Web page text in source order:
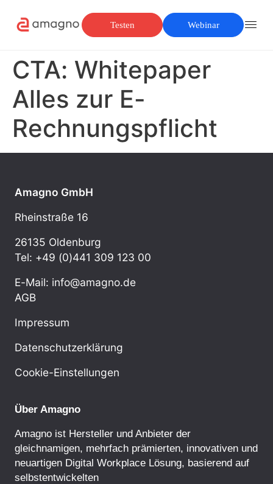
Testen Webinar
CTA: Whitepaper
Alles zur E-
Rechnungspflicht
Amagno GmbH
Rheinstraße 16
26135 Oldenburg
Tel: +49 (0)441 309 123 00
E-Mail: info@amagno.de
AGB
Impressum
Datenschutzerklärung
Cookie-Einstellungen
Über Amagno
Amagno ist Hersteller und Anbieter der
gleichnamigen, mehrfach prämierten, innovativen und
neuartigen Digital Workplace Lösung, basierend auf
selbstentwickelten